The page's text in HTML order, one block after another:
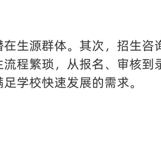
生源群体。其次，招生
程繁琐，从报名、审核
学校快速发展的需求。